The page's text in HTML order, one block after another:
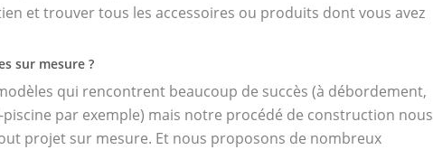
et trouver tous les accessoires ou produits dont vous avez
sur mesure ?
qui rencontrent beaucoup de succès (à débordement,
par exemple) mais notre procédé de construction nous
projet sur mesure. Et nous proposons de nombreux